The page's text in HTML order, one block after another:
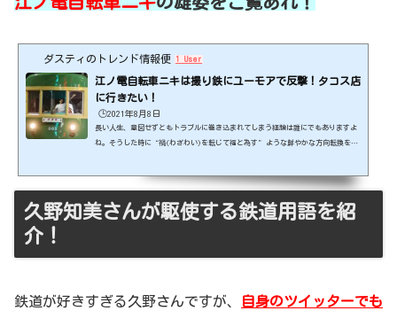
ダスティのトレンド情報便 1 User
江ノ電自転車ニキは撮り鉄にユーモアで反撃！タコス店
に行きたい！
🕒️2021年8月8日
長い人生、意図せずともトラブルに巻き込まれてしまう経験は誰にでもありますよ
ね。そうした時に“禍(わざわい)を転じて福と為す”ような鮮やかな方向転換を決
gle = window.adsbygoogle || ).push({});江ノ電自転車ニキは撮り鉄にユーモ
アで反撃！今回の主役は“自転車ニキ”(「兄貴」の略...
久野知美さんが駆使する鉄道用語を紹
介！
鉄道が好きすぎる久野さんですが、 自身のツイッターでも